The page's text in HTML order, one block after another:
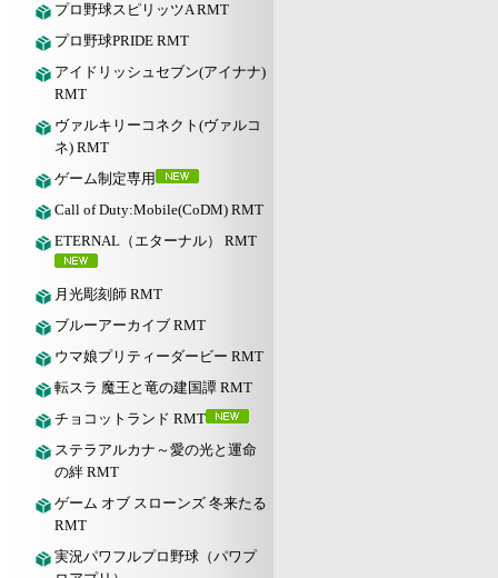
プロ野球スピリッツA RMT
プロ野球PRIDE RMT
アイドリッシュセブン(アイナナ)
RMT
ヴァルキリーコネクト(ヴァルコ
ネ) RMT
ゲーム制定専用
Call of Duty:Mobile(CoDM) RMT
ETERNAL（エターナル） RMT
月光彫刻師 RMT
ブルーアーカイブ RMT
ウマ娘プリティーダービー RMT
転スラ 魔王と竜の建国譚 RMT
チョコットランド RMT
ステラアルカナ～愛の光と運命
の絆 RMT
ゲーム オブ スローンズ 冬来たる
RMT
実況パワフルプロ野球（パワプ